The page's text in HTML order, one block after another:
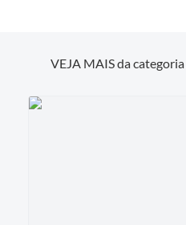
VEJA MAIS da categoria